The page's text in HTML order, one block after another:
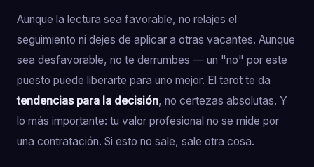
Aunque la lectura sea favorable, no relajes el
seguimiento ni dejes de aplicar a otras vacantes. Aunque
sea desfavorable, no te derrumbes — un "no" por este
puesto puede liberarte para uno mejor. El tarot te da
tendencias para la decisión, no certezas absolutas. Y
lo más importante: tu valor profesional no se mide por
una contratación. Si esto no sale, sale otra cosa.